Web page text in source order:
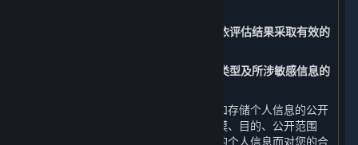
1. 事先开展个人信息安全影响评估，并依评估结果采取有效的
2. 向您告知公开披露个人信息的目的、类型及所涉敏感信息的
如公开您的个人信息，我们将准确记录和存储个人信息的公开
披露的情况，包括公开披露的日期、规模、目的、公开范围
等。此外，我们还将承担因公开披露您的个人信息而对您的合